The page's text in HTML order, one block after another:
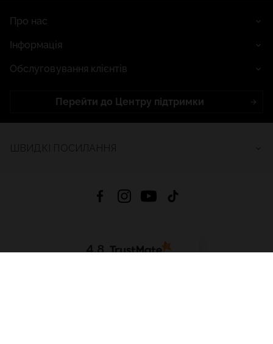
Про нас
Інформація
Обслуговування клієнтів
Перейти до Центру підтримки
4.8